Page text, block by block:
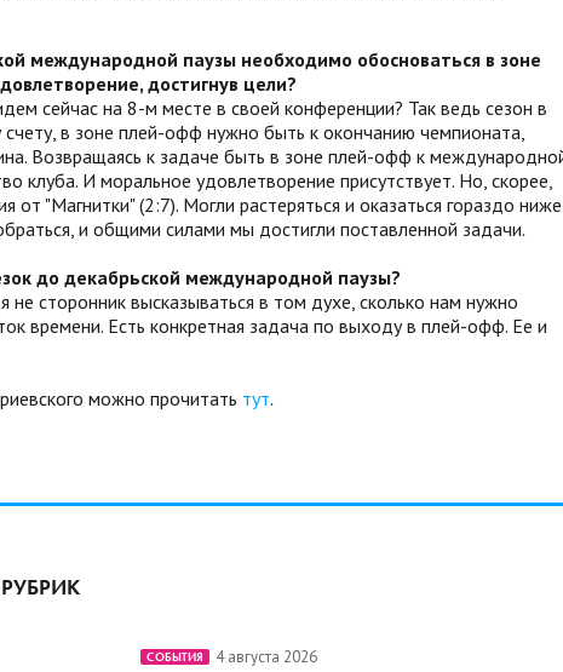
международной паузы необходимо обосноваться в зоне
достигнув цели?
сейчас на 8-м месте в своей конференции? Так ведь сезон в
в зоне плей-офф нужно быть к окончанию чемпионата,
Возвращаясь к задаче быть в зоне плей-офф к
клуба. И моральное удовлетворение присутствует. Но, скорее,
от "Магнитки" (2:7). Могли растеряться и оказаться гораздо ниже
и общими силами мы достигли поставленной задачи.
до декабрьской международной паузы?
не сторонник высказываться в том духе, сколько нам нужно
времени. Есть конкретная задача по выходу в плей-офф. Ее и
можно прочитать тут.
СОБЫТИЯ 4 августа 2026